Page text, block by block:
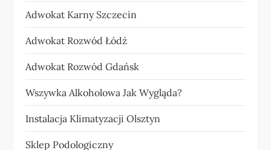
Adwokat Karny Szczecin
Adwokat Rozwód Łódź
Adwokat Rozwód Gdańsk
Wszywka Alkoholowa Jak Wygląda?
Instalacja Klimatyzacji Olsztyn
Sklep Podologiczny